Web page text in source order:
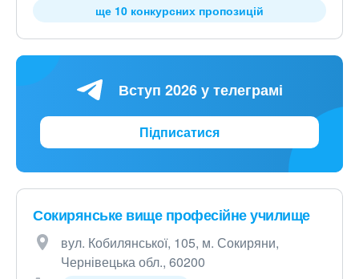
ще 10 конкурсних пропозицій
Вступ 2026 у телеграмі
Підписатися
Сокирянське вище професійне училище
вул. Кобилянської, 105, м. Сокиряни,
Чернівецька обл., 60200